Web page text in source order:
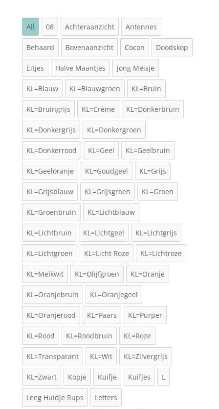
All 08 Achteraanzicht Antennes
Behaard Bovenaanzicht Cocon Doodskop
Eitjes Halve Maantjes Jong Meisje
KL=Blauw KL=Blauwgroen KL=Bruin
KL=Bruingrijs KL=Crème KL=Donkerbruin
KL=Donkergrijs KL=Donkergroen
KL=Donkerrood KL=Geel KL=Geelbruin
KL=Geeloranje KL=Goudgeel KL=Grijs
KL=Grijsblauw KL=Grijsgroen KL=Groen
KL=Groenbruin KL=Lichtblauw
KL=Lichtbruin KL=Lichtgeel KL=Lichtgrijs
KL=Lichtgroen KL=Licht Roze KL=Lichtroze
KL=Melkwit KL=Olijfgroen KL=Oranje
KL=Oranjebruin KL=Oranjegeel
KL=Oranjerood KL=Paars KL=Purper
KL=Rood KL=Roodbruin KL=Roze
KL=Transparant KL=Wit KL=Zilvergrijs
KL=Zwart Kopje Kuifje Kuifjes L
Leeg Huidje Rups Letters